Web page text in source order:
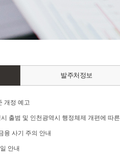
발주처정보
개정 예고
출범 및 인천광역시 행정체제 개편에 따
융 사기 주의 안내
안내